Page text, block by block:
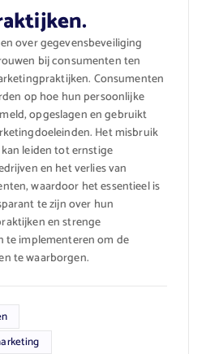
over gegevensbeveiliging
bij consumenten ten
Consumenten
op hoe hun persoonlijke
opgeslagen en gebruikt
Het misbruik
leiden tot ernstige
en het verlies van
waardoor het essentieel is
te zijn over hun
en strenge
te implementeren om de
te waarborgen.